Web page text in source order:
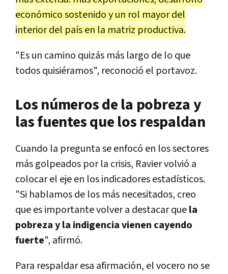
económico sostenido y un rol mayor del
interior del país en la matriz productiva.
"Es un camino quizás más largo de lo que
todos quisiéramos", reconoció el portavoz.
Los números de la pobreza y
las fuentes que los respaldan
Cuando la pregunta se enfocó en los sectores
más golpeados por la crisis, Ravier volvió a
colocar el eje en los indicadores estadísticos.
"Si hablamos de los más necesitados, creo
que es importante volver a destacar quela
pobreza y la indigencia vienen cayendo
fuerte", afirmó.
Para respaldar esa afirmación, el vocero no se